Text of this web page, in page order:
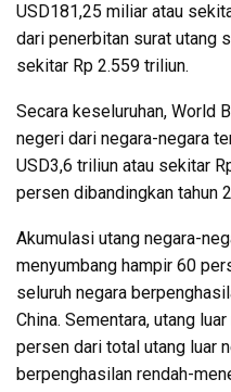
USD181,25 miliar atau
dari penerbitan surat utang
sekitar Rp 2.559 triliun.
Secara keseluruhan, World
negeri dari negara-negara
USD3,6 triliun atau sekitar
persen dibandingkan tahun
Akumulasi utang negara-
menyumbang hampir 60
seluruh negara
China. Sementara, utang
persen dari total utang luar
berpenghasilan rendah-